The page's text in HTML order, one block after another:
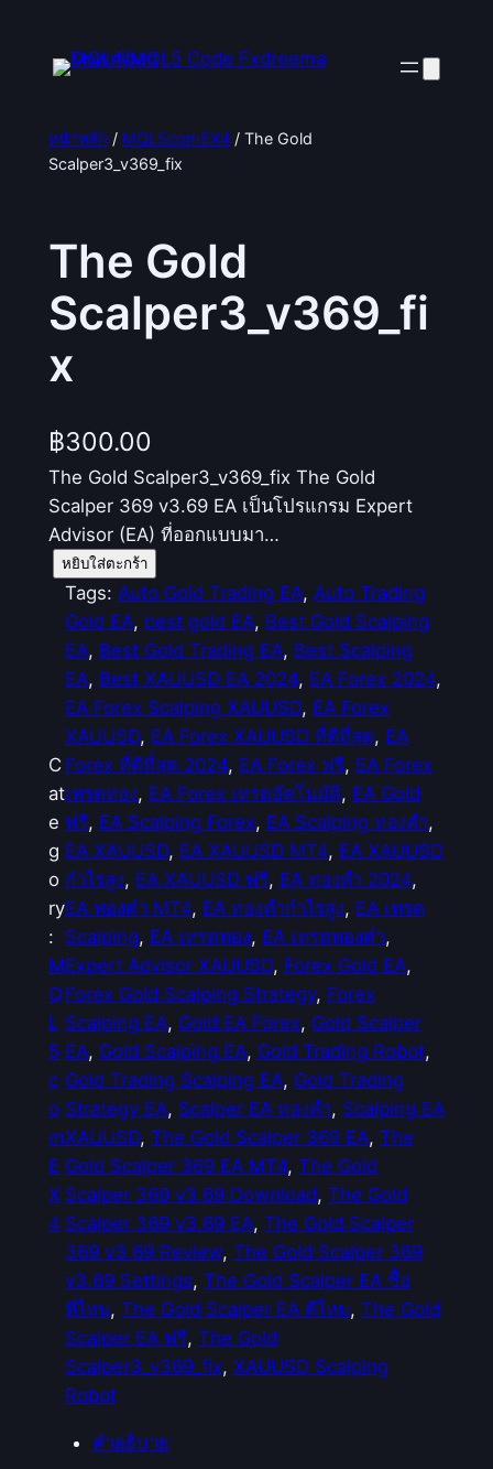
หน้าหลัก / MQL5comEX4/ The Gold
Scalper3_v369_fix
The Gold
Scalper3_v369_fi
x
฿300.00
The Gold Scalper3_v369_fix The Gold
Scalper 369 v3.69 EA เป็นโปรแกรม Expert
Advisor (EA) ที่ออกแบบมา…
จำ
G
o
l
d
S
c
a
l
p
e
r
3
_
v
3
6
9
หยิบใส่ตะกร้า
C
at
e
g
o
ry
:
M
Q
L
5
c
o
m
E
X
4
Tags: Auto Gold Trading EA, Auto Trading
Gold EA, best gold EA, Best Gold Scalping
EA, Best Gold Trading EA, Best Scalping
EA, Best XAUUSD EA 2024, EA Forex 2024
EA Forex Scalping XAUUSD, EA Forex
XAUUSD, EA Forex XAUUSD ที่ดีที่สุด, EA
Forex ที่ดีที่สุด 2024, EA Forex ฟรี, EA Forex
เทรดทอง, EA Forex เทรดอัตโนมัติ, EA Gold
ฟรี, EA Scalping Forex, EA Scalping ทองคำ
EA XAUUSD, EA XAUUSD MT4, EA XAUUSD
กำไรสูง, EA XAUUSD ฟรี, EA ทองคำ 2024
EA ทองคำ MT4, EA ทองคำกำไรสูง, EA เทรด
Scalping, EA เทรดทอง, EA เทรดทองคำ
Expert Advisor XAUUSD, Forex Gold EA
Forex Gold Scalping Strategy, Forex
Scalping EA, Gold EA Forex, Gold Scalper
EA, Gold Scalping EA, Gold Trading Robot
Gold Trading Scalping EA, Gold Trading
Strategy EA, Scalper EA ทองคำ, Scalping EA
XAUUSD, The Gold Scalper 369 EA, The
Gold Scalper 369 EA MT4, The Gold
Scalper 369 v3.69 Download, The Gold
Scalper 369 v3.69 EA, The Gold Scalper
369 v3.69 Review, The Gold Scalper 369
v3.69 Settings, The Gold Scalper EA ซื้อ
ที่ไหน, The Gold Scalper EA ดีไหม, The Gold
Scalper EA ฟรี, The Gold
Scalper3_v369_fix, XAUUSD Scalping
Robot
คำอธิบาย